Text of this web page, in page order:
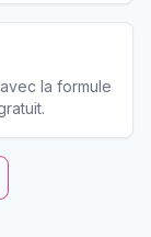
la formule